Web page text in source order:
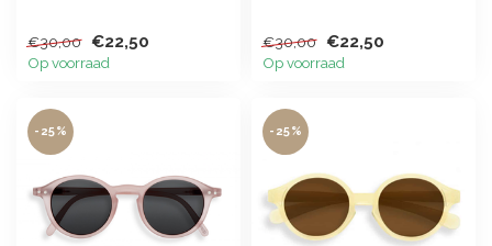
€30,00 €22,50
Op voorraad
€30,00 €22,50
Op voorraad
-25% -25%